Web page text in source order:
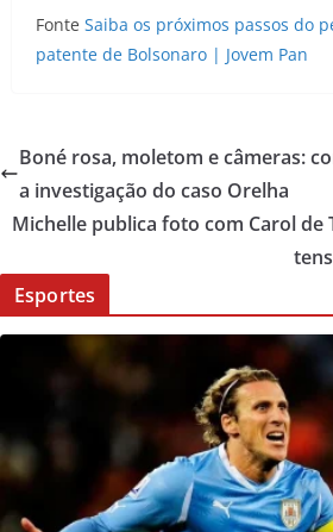
Fonte Saiba os próximos passos do
patente de Bolsonaro | Jovem Pan
Boné rosa, moletom e câmeras:
a investigação do caso Orelha
Michelle publica foto com Carol de
Esportes